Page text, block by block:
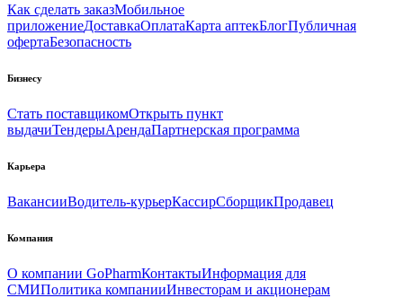
Как сделать заказМобильное
приложениеДоставкаОплатаКарта аптекБлогПубличная
офертаБезопасность
Бизнесу
Стать поставщикомОткрыть пункт
выдачиТендерыАрендаПартнерская программа
Карьера
ВакансииВодитель-курьерКассирСборщикПродавец
Компания
О компании GoPharmКонтактыИнформация для
СМИПолитика компанииИнвесторам и акционерам